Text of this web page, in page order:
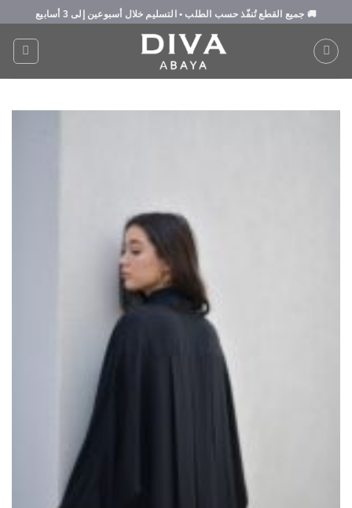
content
🚚 جميع القطع تُنفّذ حسب الطلب • التسليم خلال أسبوعين إلى 3 أسابيع